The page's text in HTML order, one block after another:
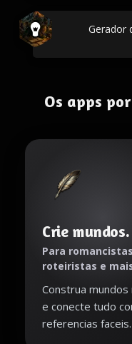
Gerador
Os apps
Crie
Para
roteiristas e
Construa
e conecte tudo
referencias faceis.